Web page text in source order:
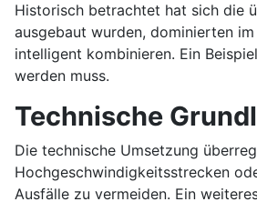
Historisch betrachtet hat sich die
ausgebaut wurden, dominierten
intelligent kombinieren. Ein
werden muss.
Technische
Die technische Umsetzung
Hochgeschwindigkeitsstrecken
Ausfälle zu vermeiden. Ein